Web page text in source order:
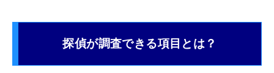
探偵が調査できる項目とは？